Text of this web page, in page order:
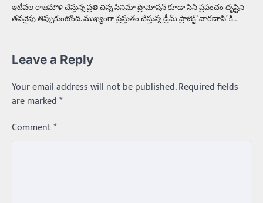
ఇటీవల రాజమౌళి చేస్తున్న ప్రతి చిన్న సినిమా ప్రొమోషన్ కూడా సినీ ప్రపంచం దృష్టిని
తనవైపు తిప్పుకుంటోంది. ముఖ్యంగా ప్రస్తుతం చేస్తున్న డ్రీమ్ ప్రాజెక్ట్ ‘వారణాసి’ కి…
Leave a Reply
Your email address will not be published.Required fields
are marked*
Comment*